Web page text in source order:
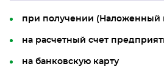
при получении (Наложенный
на расчетный счет
на банковскую карту